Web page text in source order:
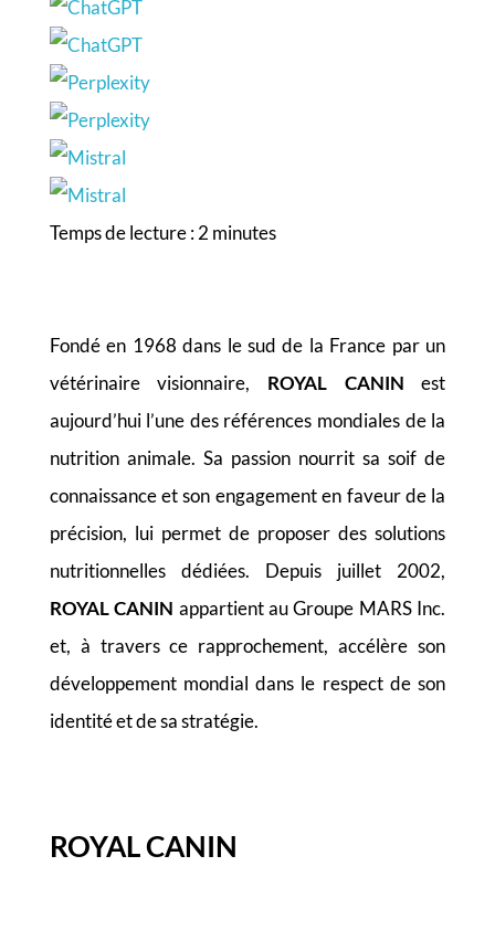
Temps de lecture :2 minutes
Fondé en 1968 dans le sud de la France par un
vétérinaire visionnaire, ROYAL CANIN est
aujourd’hui l’une des références mondiales de la
nutrition animale. Sa passion nourrit sa soif de
connaissance et son engagement en faveur de la
précision, lui permet de proposer des solutions
nutritionnelles dédiées. Depuis juillet 2002,
ROYAL CANIN appartient au Groupe MARS Inc.
et, à travers ce rapprochement, accélère son
développement mondial dans le respect de son
identité et de sa stratégie.
ROYAL CANIN